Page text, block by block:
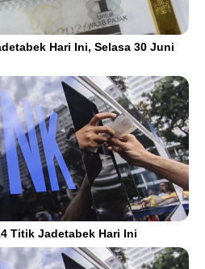
Hari Ini, Selasa 30 Juni
Titik Jadetabek Hari Ini